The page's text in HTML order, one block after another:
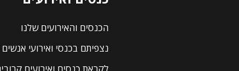
הכנסים והאירועים שלנו
נצפיתם בכנסי ואירועי